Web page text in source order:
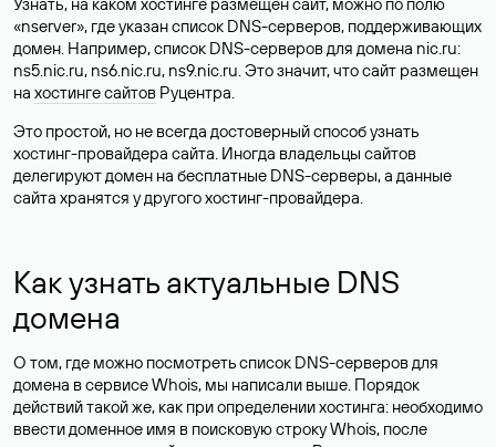
«nserver», где указан список DNS-серверов, поддерживающих
домен. Например, список DNS-серверов для домена nic.ru:
ns5.nic.ru, ns6.nic.ru, ns9.nic.ru. Это значит, что сайт размещен
на хостинге сайтов Руцентра.
Это простой, но не всегда достоверный способ узнать
хостинг-провайдера сайта. Иногда владельцы сайтов
делегируют домен на бесплатные DNS-серверы, а данные
сайта хранятся у другого хостинг-провайдера.
Как узнать актуальные DNS
домена
О том, где можно посмотреть список DNS-серверов для
домена в сервисе Whois, мы написали выше. Порядок
действий такой же, как при определении хостинга: необходимо
ввести доменное имя в поисковую строку Whois, после